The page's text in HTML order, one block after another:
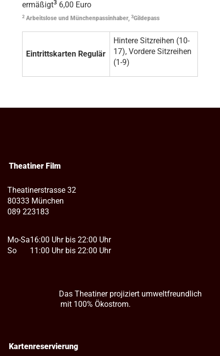
ermäßigt3 6,00 Euro
2 Arbeitslose und Münchenpassinhaber, 3Gildepass
Eintrittskarten Regulär
Hintere Sitzreihen (10-
17), Vordere Sitzreihen
(1-9)
Theatiner Film
Theatinerstrasse 32
80333 München
089 223183
Mo-Sa
So
16:00 Uhr bis 22:00 Uhr
11:00 Uhr bis 22:00 Uhr
Das Theatiner projiziert umweltfreundlich
mit 100% Ökostrom.
Kartenreservierung